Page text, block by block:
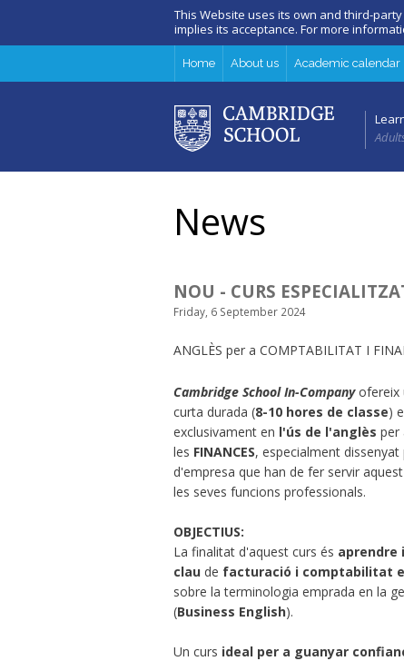
This Website uses its own and third-
implies its acceptance. For more
Home About us Academic calendar
News
NOU - CURS
Friday, 6 September 2024
ANGLÈS per a COMPTABILITAT I
Cambridge School In-Companyofereix
curta durada (8-10 hores de classe)
exclusivament en l'ús de l'anglès per
les FINANCES, especialment
d'empresa que han de fer servir
les seves funcions professionals.
OBJECTIUS:
La finalitat d'aquest curs és aprendre
clau de facturació i comptabilitat
sobre la terminologia emprada en la
(Business English).
Un curs ideal per a guanyar